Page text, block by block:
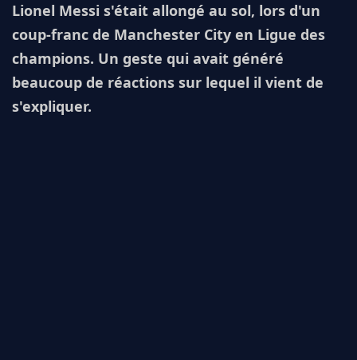
Lionel Messi s'était allongé au sol, lors d'un
coup-franc de Manchester City en Ligue des
champions. Un geste qui avait généré
beaucoup de réactions sur lequel il vient de
s'expliquer.